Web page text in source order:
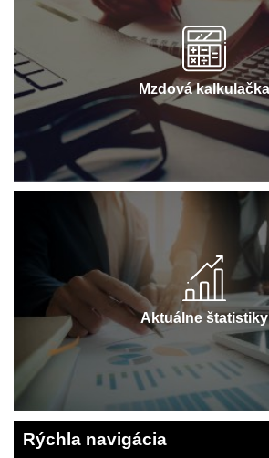
Mzdová kalkulačka
Aktuálne štatistiky
Rýchla navigácia